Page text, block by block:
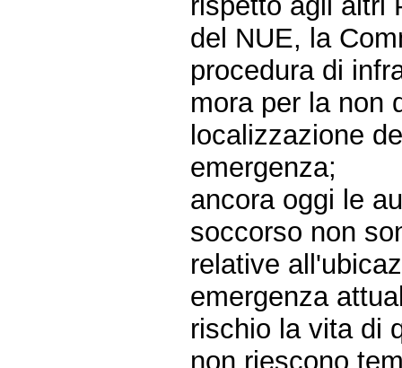
del NUE, la
procedura di
mora per la non
localizzazione
emergenza;
ancora oggi le
soccorso non
relative
emergenza
rischio la vita di
non riescono